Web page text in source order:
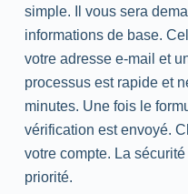
simple. Il vous sera
informations de base.
votre adresse e-mail et
processus est rapide et
minutes. Une fois le
vérification est envoyé.
votre compte. La
priorité.